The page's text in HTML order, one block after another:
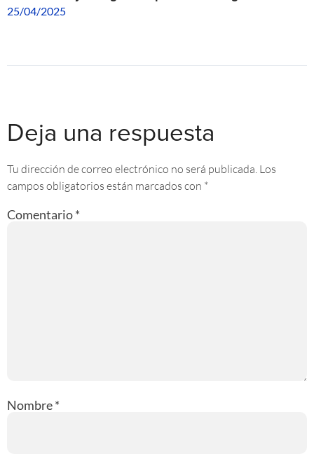
25/04/2025
Deja una respuesta
Tu dirección de correo electrónico no será publicada. Los
campos obligatorios están marcados con *
Comentario*
Nombre*